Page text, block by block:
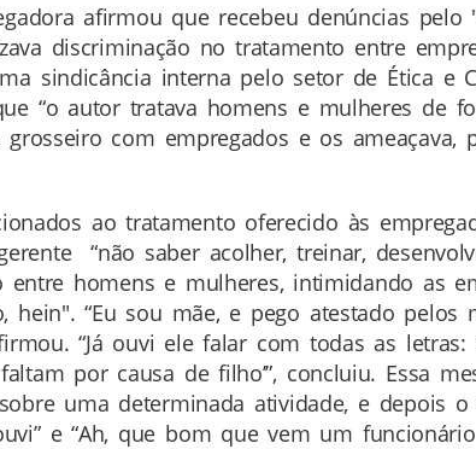
afirmou que recebeu denúncias pelo
discriminação no tratamento entre
sindicância interna pelo setor de Ética e
“o autor tratava homens e mulheres de
com empregados e os ameaçava,
ao tratamento oferecido às
“não saber acolher, treinar,
homens e mulheres, intimidando as
“Eu sou mãe, e pego atestado pelos
“Já ouvi ele falar com todas as letras:
por causa de filho’”, concluiu. Essa
uma determinada atividade, e depois
e “Ah, que bom que vem um